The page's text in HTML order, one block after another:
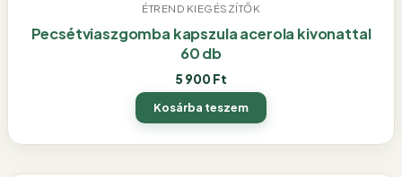
ÉTREND KIEGÉSZÍTŐK
Pecsétviaszgomba kapszula acerola kivonattal
60 db
5 900 Ft
Kosárba teszem